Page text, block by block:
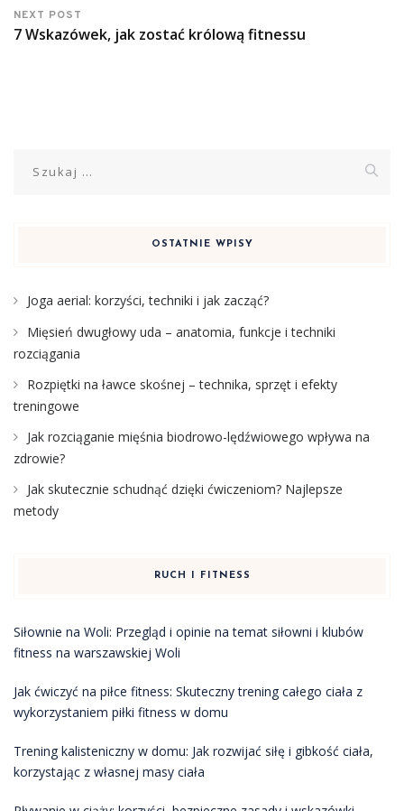
NEXT POST
7 Wskazówek, jak zostać królową fitnessu
OSTATNIE WPISY
Joga aerial: korzyści, techniki i jak zacząć?
Mięsień dwugłowy uda – anatomia, funkcje i techniki
rozciągania
Rozpiętki na ławce skośnej – technika, sprzęt i efekty
treningowe
Jak rozciąganie mięśnia biodrowo-lędźwiowego wpływa na
zdrowie?
Jak skutecznie schudnąć dzięki ćwiczeniom? Najlepsze
metody
RUCH I FITNESS
Siłownie na Woli: Przegląd i opinie na temat siłowni i klubów
fitness na warszawskiej Woli
Jak ćwiczyć na piłce fitness: Skuteczny trening całego ciała z
wykorzystaniem piłki fitness w domu
Trening kalisteniczny w domu: Jak rozwijać siłę i gibkość ciała,
korzystając z własnej masy ciała